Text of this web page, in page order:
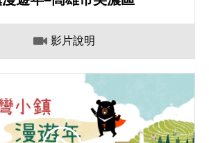
影片說明